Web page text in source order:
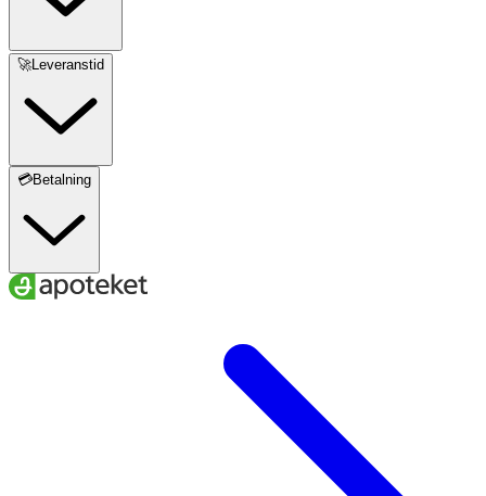
🚀Leveranstid
💳Betalning